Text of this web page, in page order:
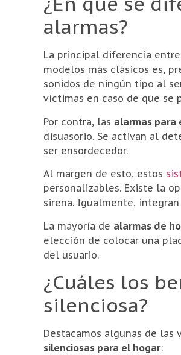
alarmas?
La principal diferencia
modelos más clásicos es,
sonidos de ningún tipo al
víctimas en caso de que se
Por contra, las alarmas para
disuasorio. Se activan al
ser ensordecedor.
Al margen de esto, estos
personalizables. Existe la
sirena. Igualmente,
La mayoría de alarmas de
elección de colocar una
del usuario.
¿Cuáles los
silenciosa?
Destacamos algunas de las
silenciosas para el hogar: